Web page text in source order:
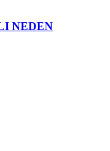
NEDEN